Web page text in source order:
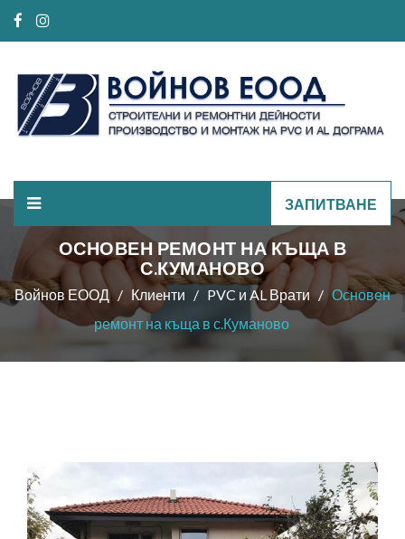
ЗАПИТВАНЕ
ОСНОВЕН РЕМОНТ НА КЪЩА В
С.КУМАНОВО
Войнов ЕООД Клиeнти PVC и AL Врати
Основен
ремонт на къща в с.Куманово